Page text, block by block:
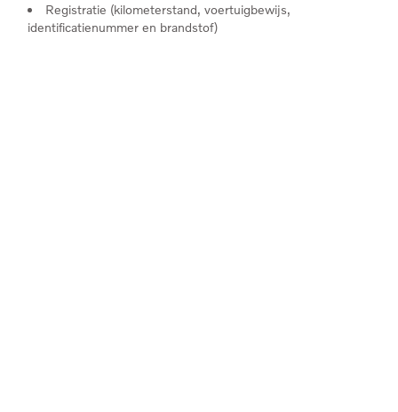
Registratie (kilometerstand, voertuigbewijs,
identificatienummer en brandstof)